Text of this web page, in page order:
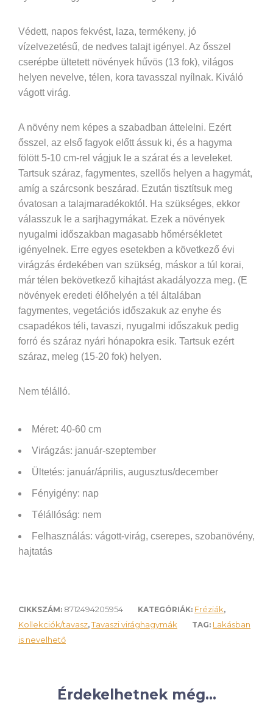
Védett, napos fekvést, laza, termékeny, jó
vízelvezetésű, de nedves talajt igényel. Az ősszel
cserépbe ültetett növények hűvös (13 fok), világos
helyen nevelve, télen, kora tavasszal nyílnak. Kiváló
vágott virág.
A növény nem képes a szabadban áttelelni. Ezért
ősszel, az első fagyok előtt ássuk ki, és a hagyma
fölött 5-10 cm-rel vágjuk le a szárat és a leveleket.
Tartsuk száraz, fagymentes, szellős helyen a hagymát,
amíg a szárcsonk beszárad. Ezután tisztítsuk meg
óvatosan a talajmaradékoktól. Ha szükséges, ekkor
válasszuk le a sarjhagymákat. Ezek a növények
nyugalmi időszakban magasabb hőmérsékletet
igényelnek. Erre egyes esetekben a következő évi
virágzás érdekében van szükség, máskor a túl korai,
már télen bekövetkező kihajtást akadályozza meg. (E
növények eredeti élőhelyén a tél általában
fagymentes, vegetációs időszakuk az enyhe és
csapadékos téli, tavaszi, nyugalmi időszakuk pedig
forró és száraz nyári hónapokra esik. Tartsuk ezért
száraz, meleg (15-20 fok) helyen.
Nem télálló.
Méret: 40-60 cm
Virágzás: január-szeptember
Ültetés: január/április, augusztus/december
Fényigény: nap
Télállóság: nem
Felhasználás: vágott-virág, cserepes, szobanövény,
hajtatás
CIKKSZÁM: 8712494205954 KATEGÓRIÁK: Fréziák,
Kollekciók/tavasz,Tavaszi virághagymák TAG: Lakásban
is nevelhető
Érdekelhetnek még…